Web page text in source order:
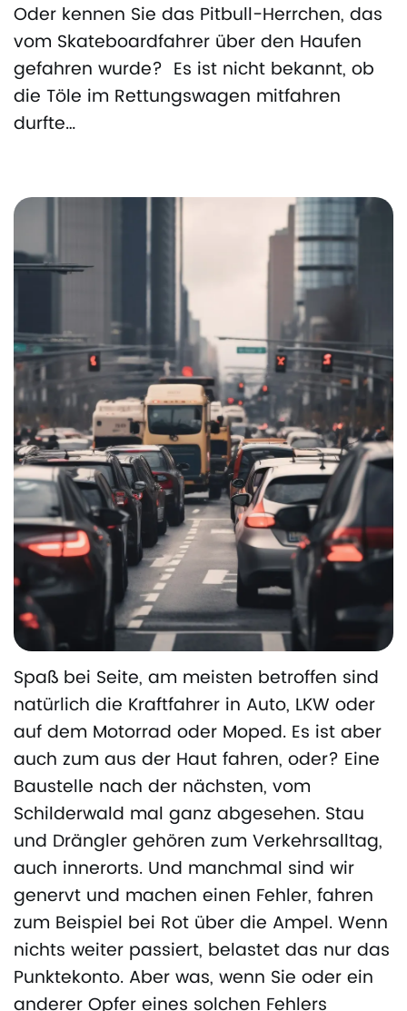
Oder kennen Sie das Pitbull-Herrchen, das
vom Skateboardfahrer über den Haufen
gefahren wurde? Es ist nicht bekannt, ob
die Töle im Rettungswagen mitfahren
durfte…
Spaß bei Seite, am meisten betroffen sind
natürlich die Kraftfahrer in Auto, LKW oder
auf dem Motorrad oder Moped. Es ist aber
auch zum aus der Haut fahren, oder? Eine
Baustelle nach der nächsten, vom
Schilderwald mal ganz abgesehen. Stau
und Drängler gehören zum Verkehrsalltag,
auch innerorts. Und manchmal sind wir
genervt und machen einen Fehler, fahren
zum Beispiel bei Rot über die Ampel. Wenn
nichts weiter passiert, belastet das nur das
Punktekonto. Aber was, wenn Sie oder ein
anderer Opfer eines solchen Fehlers